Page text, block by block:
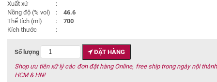
Xuất xứ
:
Nồng độ (% vol)
:
46.6
Thể tích (ml)
:
700
Kích thước
:
Số lượng
ĐẶT HÀNG
Shop ưu tiên xữ lý các đơn đặt hàng Online, free ship trong ngày nội thành
HCM & HN!